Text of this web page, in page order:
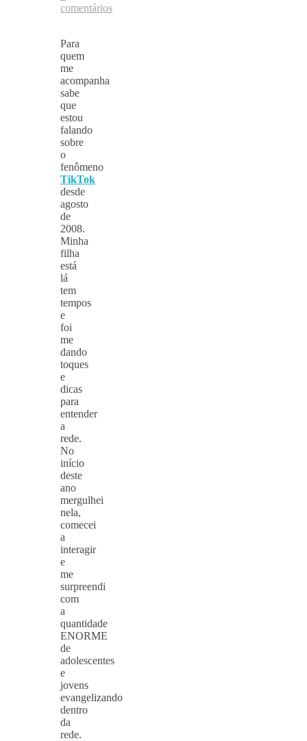
comentários
Para
quem
me
acompanha
sabe
que
estou
falando
sobre
o
fenômeno
TikTok
desde
agosto
de
2008.
Minha
filha
está
lá
tem
tempos
e
foi
me
dando
toques
e
dicas
para
entender
a
rede.
No
início
deste
ano
mergulhei
nela,
comecei
a
interagir
e
me
surpreendi
com
a
quantidade
ENORME
de
adolescentes
e
jovens
evangelizando
dentro
da
rede.